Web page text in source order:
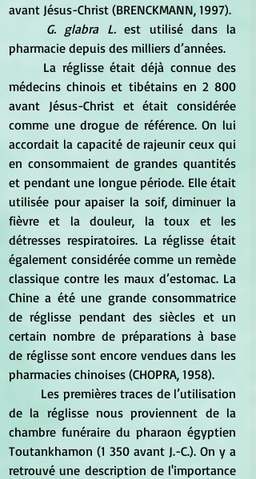
avant Jésus-Christ (BRENCKMANN, 1997).
G. glabra L. est utilisé dans la
pharmacie depuis des milliers d’années.
médecins chinois et tibétains en 2 800
avant Jésus-Christ et était considérée
comme une drogue de référence. On lui
accordait la capacité de rajeunir ceux qui
en consommaient de grandes quantités
et pendant une longue période. Elle était
utilisée pour apaiser la soif, diminuer la
fièvre et la douleur, la toux et les
détresses respiratoires. La réglisse était
également considérée comme un remède
classique contre les maux d’estomac. La
Chine a été une grande consommatrice
de réglisse pendant des siècles et un
certain nombre de préparations à base
de réglisse sont encore vendues dans les
pharmacies chinoises (CHOPRA, 1958).
de la réglisse nous proviennent de la
chambre funéraire du pharaon égyptien
Toutankhamon (1 350 avant J.-C.). On y a
retrouvé une description de l'importance